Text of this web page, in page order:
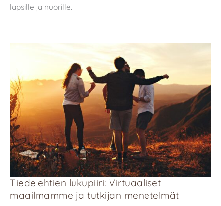
lapsille ja nuorille.
Tiedelehtien lukupiiri: Virtuaaliset
maailmamme ja tutkijan menetelmät